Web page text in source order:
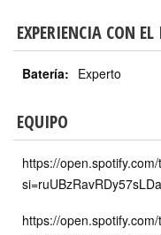
EXPERIENCIA CON
Batería: Experto
EQUIPO
https://
https://